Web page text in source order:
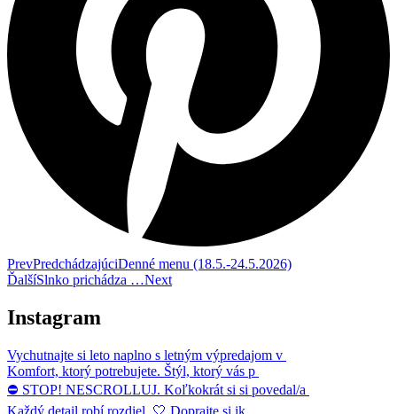
PrevPredchádzajúciDenné menu (18.5.-24.5.2026)
ĎalšíSlnko prichádza …Next
Instagram
Vychutnajte si leto naplno s letným výpredajom v
Komfort, ktorý potrebujete. Štýl, ktorý vás p
⛔ STOP! NESCROLLUJ. Koľkokrát si si povedal/a
Každý detail robí rozdiel. 🤍 Doprajte si ik